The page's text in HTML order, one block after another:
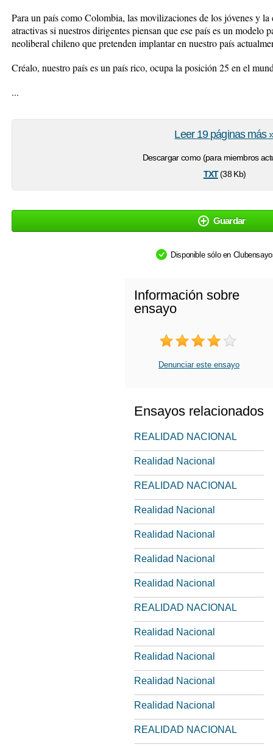
Para un país como Colombia, las movilizaciones de los jóvenes y
atractivas si nuestros dirigentes piensan que ese país es un modelo
neoliberal chileno que pretenden implantar en nuestro país
Créalo, nuestro país es un país rico, ocupa la posición 25 en el
...
Descargar como (para miembros
txt(38 Kb)
Leer 19 páginas más
Guardar
Disponible sólo en
Información sobre
ensayo
Denunciar este ensayo
Ensayos relacionados
REALIDAD NACIONAL
Realidad Nacional
REALIDAD NACIONAL
Realidad Nacional
Realidad Nacional
Realidad Nacional
Realidad Nacional
REALIDAD NACIONAL
Realidad Nacional
Realidad Nacional
Realidad Nacional
Realidad Nacional
REALIDAD NACIONAL